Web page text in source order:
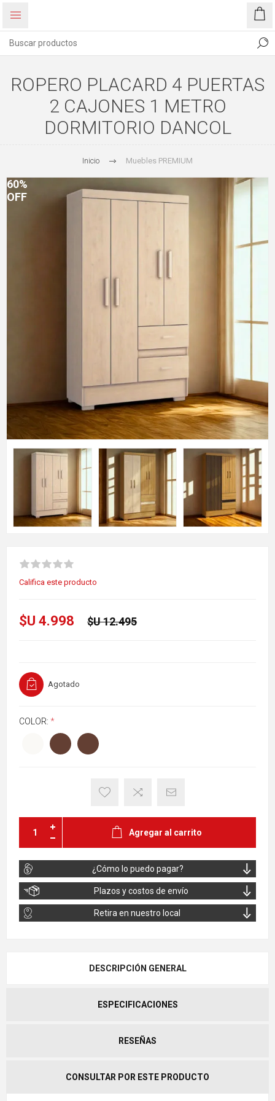
ROPERO PLACARD 4 PUERTAS
2 CAJONES 1 METRO
DORMITORIO DANCOL
Inicio Muebles PREMIUM
60%
OFF
Califica este producto
$U 4.998 $U 12.495
Agotado
COLOR: *
Agregar al carrito
¿Cómo lo puedo pagar?
Plazos y costos de envío
Retira en nuestro local
DESCRIPCIÓN GENERAL
ESPECIFICACIONES
RESEÑAS
CONSULTAR POR ESTE PRODUCTO